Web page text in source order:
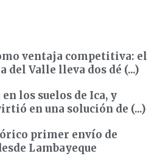
ventaja competitiva: el
del Valle lleva dos dé (...)
los suelos de Ica, y
en una solución de (...)
primer envío de
Lambayeque